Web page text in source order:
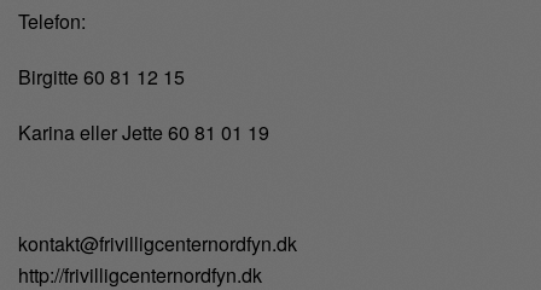
Telefon:
Birgitte 60 81 12 15
Karina eller Jette 60 81 01 19
kontakt@frivilligcenternordfyn.dk
http://frivilligcenternordfyn.dk